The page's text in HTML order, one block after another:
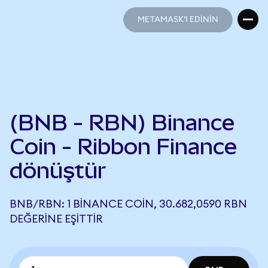
METAMASK'I EDİNİN
(BNB - RBN) Binance
Coin - Ribbon Finance
dönüştür
BNB/RBN: 1 BINANCE COIN, 30.682,0590 RBN
DEĞERINE EŞITTIR